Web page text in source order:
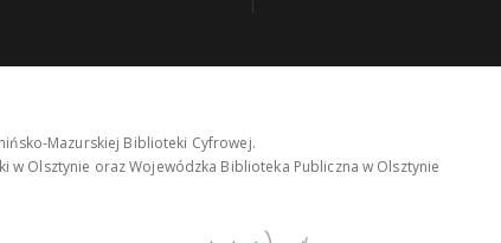
Mazurskiej Biblioteki Cyfrowej.
w Olsztynie oraz Wojewódzka Biblioteka Publiczna w Olsztynie